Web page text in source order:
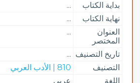
بداية الكتاب
...
نهاية الكتاب
...
العنوان
المختصر
...
تاريخ التصنيف ...
التصنيف
810 | الأدب العربي
اللغة
عربي